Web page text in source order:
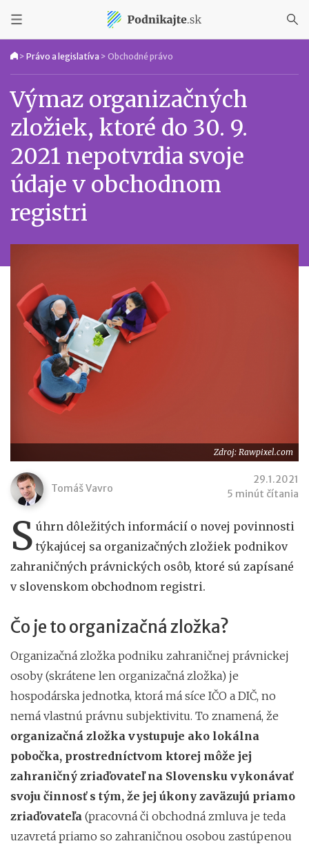
> Právo a legislatíva > Obchodné právo
Výmaz organizačných
zložiek, ktoré do 30. 9.
2021 nepotvrdia svoje
údaje v obchodnom
registri
Zdroj: Rawpixel.com
Tomáš Vavro
29.1.2021
5 minút čítania
S úhrn dôležitých informácií o novej povinnosti
týkajúcej sa organizačných zložiek podnikov
zahraničných právnických osôb, ktoré sú zapísané
v slovenskom obchodnom registri.
Čo je to organizačná zložka?
Organizačná zložka podniku zahraničnej právnickej
osoby (skrátene len organizačná zložka) je
hospodárska jednotka, ktorá má síce IČO a DIČ, no
nemá vlastnú právnu subjektivitu. To znamená, že
organizačná zložka vystupuje ako lokálna
pobočka, prostredníctvom ktorej môže jej
zahraničný zriaďovateľ na Slovensku vykonávať
svoju činnosť s tým, že jej úkony zaväzujú priamo
zriaďovateľa (pracovná či obchodná zmluva je teda
uzavretá priamo so zahraničnou osobou zastúpenou